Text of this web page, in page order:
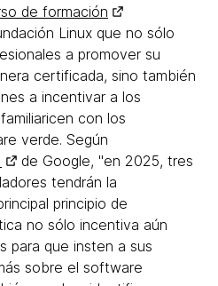
de formación
Linux que no sólo
a promover su
certificada, sino también
a incentivar a los
con los
verde. Según
de Google, "en 2025, tres
tendrán la
principio de
no sólo incentiva aún
para que insten a sus
sobre el software